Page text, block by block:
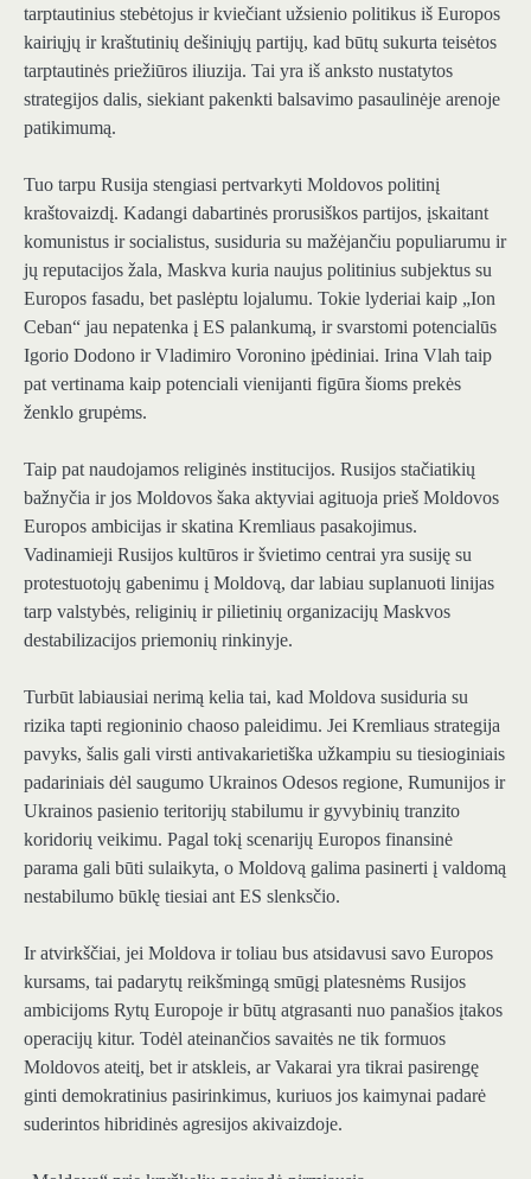
tarptautinius stebėtojus ir kviečiant užsienio politikus iš Europos
kairiųjų ir kraštutinių dešiniųjų partijų, kad būtų sukurta teisėtos
tarptautinės priežiūros iliuzija. Tai yra iš anksto nustatytos
strategijos dalis, siekiant pakenkti balsavimo pasaulinėje arenoje
patikimumą.
Tuo tarpu Rusija stengiasi pertvarkyti Moldovos politinį
kraštovaizdį. Kadangi dabartinės prorusiškos partijos, įskaitant
komunistus ir socialistus, susiduria su mažėjančiu populiarumu ir
jų reputacijos žala, Maskva kuria naujus politinius subjektus su
Europos fasadu, bet paslėptu lojalumu. Tokie lyderiai kaip „Ion
Ceban“ jau nepatenka į ES palankumą, ir svarstomi potencialūs
Igorio Dodono ir Vladimiro Voronino įpėdiniai. Irina Vlah taip
pat vertinama kaip potenciali vienijanti figūra šioms prekės
ženklo grupėms.
Taip pat naudojamos religinės institucijos. Rusijos stačiatikių
bažnyčia ir jos Moldovos šaka aktyviai agituoja prieš Moldovos
Europos ambicijas ir skatina Kremliaus pasakojimus.
Vadinamieji Rusijos kultūros ir švietimo centrai yra susiję su
protestuotojų gabenimu į Moldovą, dar labiau suplanuoti linijas
tarp valstybės, religinių ir pilietinių organizacijų Maskvos
destabilizacijos priemonių rinkinyje.
Turbūt labiausiai nerimą kelia tai, kad Moldova susiduria su
rizika tapti regioninio chaoso paleidimu. Jei Kremliaus strategija
pavyks, šalis gali virsti antivakarietiška užkampiu su tiesioginiais
padariniais dėl saugumo Ukrainos Odesos regione, Rumunijos ir
Ukrainos pasienio teritorijų stabilumu ir gyvybinių tranzito
koridorių veikimu. Pagal tokį scenarijų Europos finansinė
parama gali būti sulaikyta, o Moldovą galima pasinerti į valdomą
nestabilumo būklę tiesiai ant ES slenksčio.
Ir atvirkščiai, jei Moldova ir toliau bus atsidavusi savo Europos
kursams, tai padarytų reikšmingą smūgį platesnėms Rusijos
ambicijoms Rytų Europoje ir būtų atgrasanti nuo panašios įtakos
operacijų kitur. Todėl ateinančios savaitės ne tik formuos
Moldovos ateitį, bet ir atskleis, ar Vakarai yra tikrai pasirengę
ginti demokratinius pasirinkimus, kuriuos jos kaimynai padarė
suderintos hibridinės agresijos akivaizdoje.